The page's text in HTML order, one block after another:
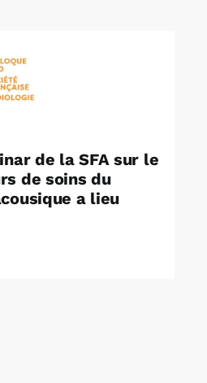
de la SFA sur le
de soins du
a lieu